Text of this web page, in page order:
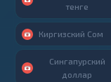
тенге
Киргизский Сом
Сингапурский
доллар